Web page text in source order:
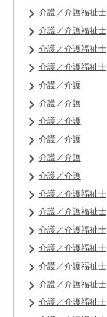
介護／介護福祉士
介護／介護福祉士
介護／介護福祉士
介護／介護福祉士
介護／介護
介護／介護
介護／介護
介護／介護
介護／介護
介護／介護
介護／介護福祉士
介護／介護福祉士
介護／介護福祉士
介護／介護福祉士
介護／介護福祉士
介護／介護福祉士
介護／介護福祉士